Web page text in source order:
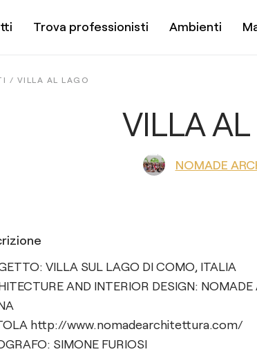
Trova professionisti Ambienti
/ VILLA AL LAGO
VILLA
NOMADE
VILLA SUL LAGO DI COMO, ITALIA
AND INTERIOR DESIGN:
http://www.nomadearchitettura.com/
SIMONE FURIOSI